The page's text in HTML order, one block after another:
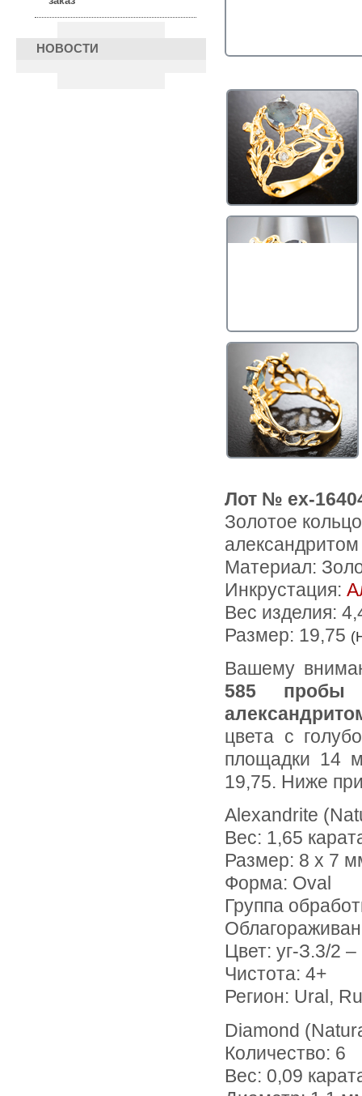
НОВОСТИ
Лот № ex-
Золотое
Материал:
Инкрустация:
Вес изделия:
Размер: 19,75
Вашему
585 пробы
цвета с
площадки 14
19,75. Ниже
Alexandrite
Вес: 1,65
Размер: 8 х 7
Форма: Oval
Группа
Цвет: уг-З.3/2
Чистота: 4+
Регион: Ural,
Diamond
Количество: 6
Вес: 0,09